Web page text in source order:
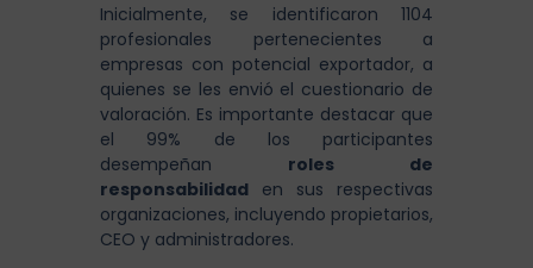
Inicialmente, se identificaron 1104
profesionales pertenecientes a
empresas con potencial exportador, a
quienes se les envió el cuestionario de
valoración. Es importante destacar que
el 99% de los participantes
desempeñan roles de
responsabilidad en sus respectivas
organizaciones, incluyendo propietarios,
CEO y administradores.